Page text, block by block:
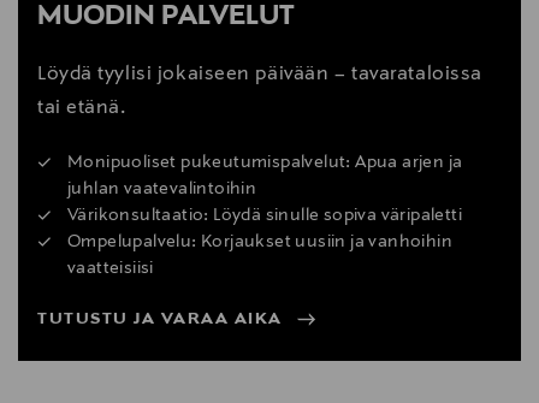
MUODIN PALVELUT
Löydä tyylisi jokaiseen päivään – tavarataloissa
tai etänä.
Monipuoliset pukeutumispalvelut: Apua arjen ja
juhlan vaatevalintoihin
Värikonsultaatio: Löydä sinulle sopiva väripaletti
Ompelupalvelu: Korjaukset uusiin ja vanhoihin
vaatteisiisi
TUTUSTU JA VARAA AIKA